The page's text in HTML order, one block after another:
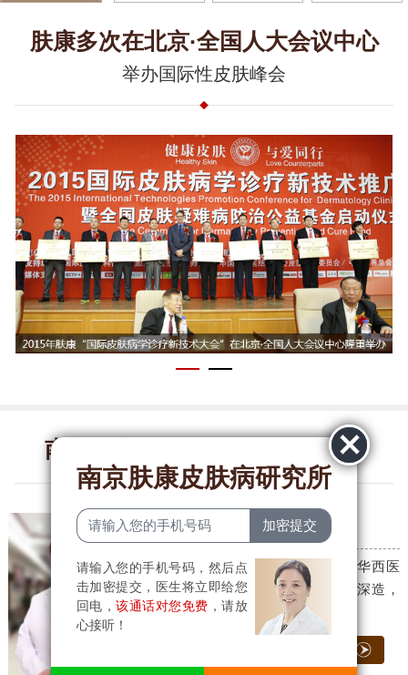
肤康多次在北京·全国人大会议中心
举办国际性皮肤峰会
南京肤康皮肤病研究所医生团队
李燕贞 皮肤科主任
毕业于河南大学医学院，后于华西医
科大学、上海华山医院皮肤科进修深造，
从事皮肤科临床、教学工作...[详细]
南京肤康皮肤病研究所
请输入您的手机号码，然后点
击加密提交，医生将立即给您
回电，该通话对您免费 ，请放
心接听！